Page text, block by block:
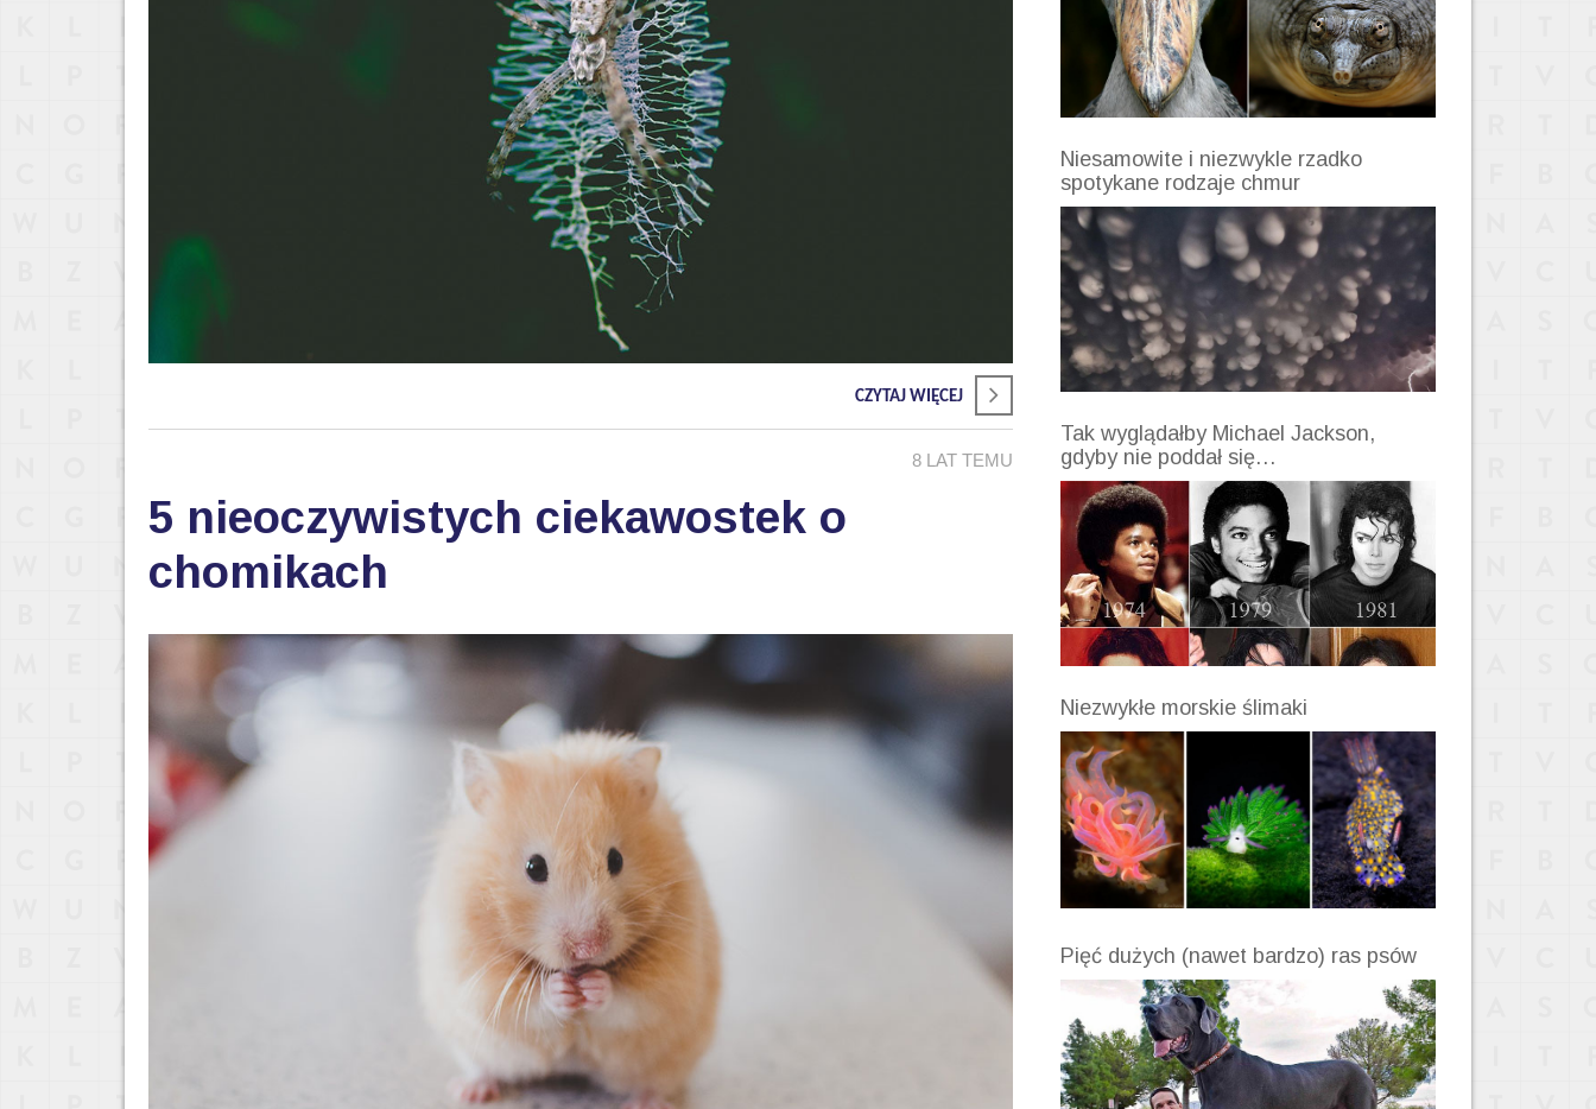
CZYTAJ WIĘCEJ
8 LAT TEMU
5 nieoczywistych ciekawostek o
chomikach
Niesamowite i niezwykle rzadko
spotykane rodzaje chmur
Tak wyglądałby Michael Jackson,
gdyby nie poddał się…
Niezwykłe morskie ślimaki
Pięć dużych (nawet bardzo) ras psów